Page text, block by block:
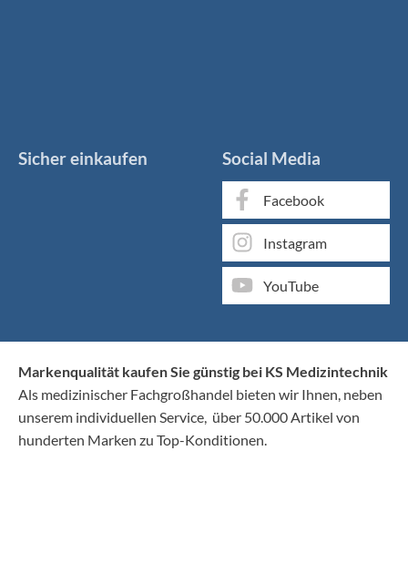
Sicher einkaufen Social Media
Facebook
Instagram
YouTube
Markenqualität kaufen Sie günstig bei KS Medizintechnik
Als medizinischer Fachgroßhandel bieten wir Ihnen, neben
unserem individuellen Service, über 50.000 Artikel von
hunderten Marken zu Top-Konditionen.